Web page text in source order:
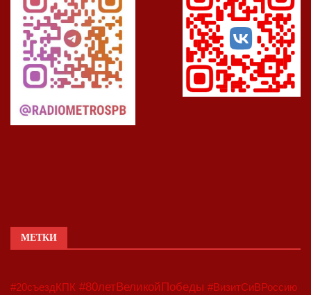
МЕТКИ
#20съездКПК #80летВеликойПобеды #ВизитСиВРоссию